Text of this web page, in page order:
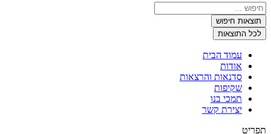
Search
...תוצאות חיפוש
לכל התוצאות
עמוד הבית
אודות
סדנאות והרצאות
שקיפות
תמכי בנו
יצירת קשר
תפריט